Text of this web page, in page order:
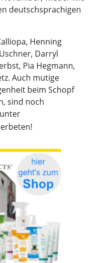
deutschsprachigen
Henning
Darryl
Pia Hegmann,
Auch mutige
beim Schopf
sind noch